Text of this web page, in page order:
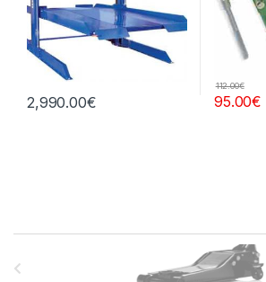
2,990.00€ 95.00€
112.00€